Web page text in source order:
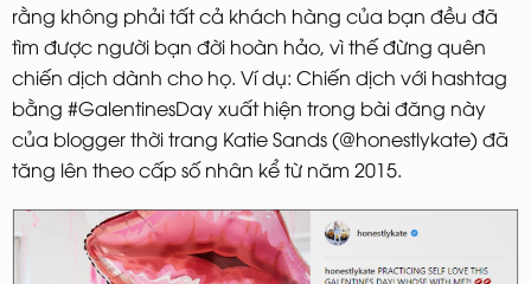
rằng không phải tất cả khách hàng của bạn đều đã
tìm được người bạn đời hoàn hảo, vì thế đừng quên
chiến dịch dành cho họ. Ví dụ: Chiến dịch với hashtag
bằng #GalentinesDay xuất hiện trong bài đăng này
của blogger thời trang Katie Sands (@honestlykate) đã
tăng lên theo cấp số nhân kể từ năm 2015.